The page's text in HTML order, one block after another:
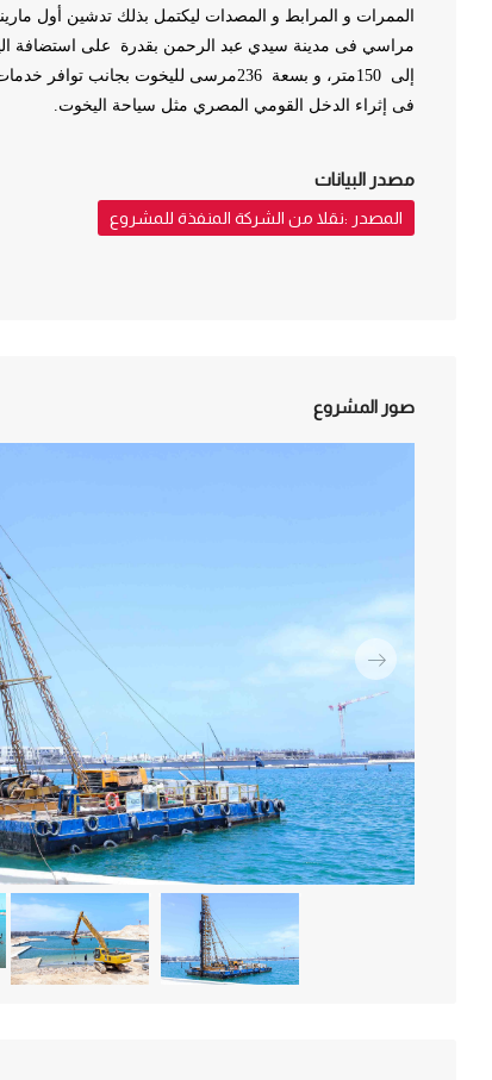
الممرات و المرابط و المصدات ليكتمل بذلك تدشين أول
مراسي فى مدينة سيدي عبد الرحمن بقدرة على استضافة
إلى 150متر، و بسعة 236مرسى لليخوت بجانب
فى إثراء الدخل القومي المصري مثل سياحة اليخوت.
مصدر البيانات
المصدر :نقلا من الشركة المنفذة للمشروع
صور المشروع
التالي